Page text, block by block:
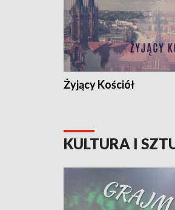
Żyjący Kościół
KULTURA I